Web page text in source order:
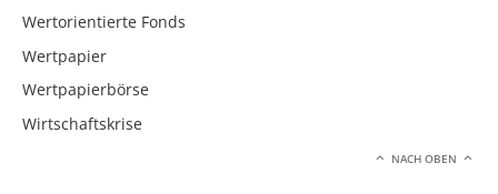
Wertorientierte Fonds
Wertpapier
Wertpapierbörse
Wirtschaftskrise
NACH OBEN